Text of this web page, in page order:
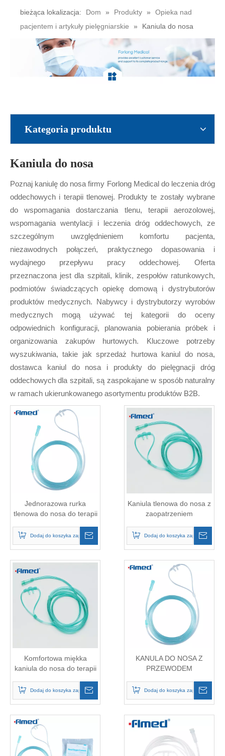
bieżąca lokalizacja: Dom » Produkty »
Opieka nad
pacjentem i artykuły pielęgniarskie
» Kaniula do nosa
Kategoria produktu
Kaniula do nosa
Poznaj kaniulę do nosa firmy Forlong Medical do leczenia dróg
oddechowych i terapii tlenowej. Produkty te zostały wybrane
do wspomagania dostarczania tlenu, terapii aerozolowej,
wspomagania wentylacji i leczenia dróg oddechowych, ze
szczególnym uwzględnieniem komfortu pacjenta,
niezawodnych połączeń, praktycznego dopasowania i
wydajnego przepływu pracy oddechowej. Oferta
przeznaczona jest dla szpitali, klinik, zespołów ratunkowych,
podmiotów świadczących opiekę domową i dystrybutorów
produktów medycznych. Nabywcy i dystrybutorzy wyrobów
medycznych mogą używać tej kategorii do oceny
odpowiednich konfiguracji, planowania pobierania próbek i
organizowania zakupów hurtowych. Kluczowe potrzeby
wyszukiwania, takie jak sprzedaż hurtowa kaniul do nosa,
dostawca kaniul do nosa i produkty do pielęgnacji dróg
oddechowych dla szpitali, są zaspokajane w sposób naturalny
w ramach ukierunkowanego asortymentu produktów B2B.
Jednorazowa rurka
tlenowa do nosa do terapii
Dodaj do koszyka zapytań
Kaniula tlenowa do nosa z
zaopatrzeniem
Dodaj do koszyka zapytań
Komfortowa miękka
kaniula do nosa do terapii
Dodaj do koszyka zapytań
KANULA DO NOSA Z
PRZEWODEM
Tlen o długości 7 stóp
Dodaj do koszyka zapytań